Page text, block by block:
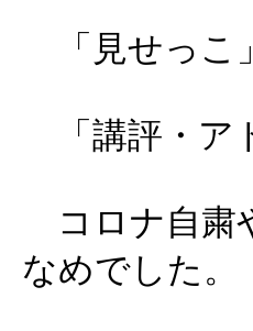
「見せっこ
「講評・ア
コロナ自粛
なめでした。